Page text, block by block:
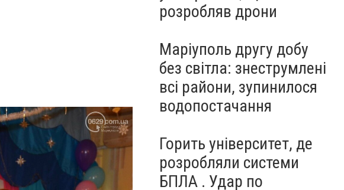
розробляв дрони
Маріуполь другу добу
без світла: знеструмлені
всі райони, зупинилося
водопостачання
Горить університет, де
розробляли системи
БПЛА . Удар по